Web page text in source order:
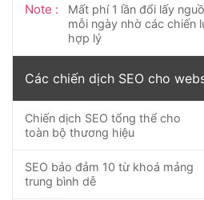
Note :
Mất phí 1 lần đổi lấy
mỗi ngày nhờ các chiến
hợp lý
Các chiến dịch SEO cho
Chiến dịch SEO tổng thể cho
toàn bộ thương hiệu
SEO bảo đảm 10 từ khoá mảng
trung bình dễ